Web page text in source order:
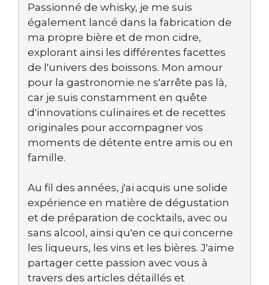
Passionné de whisky, je me suis
également lancé dans la fabrication de
ma propre bière et de mon cidre,
explorant ainsi les différentes facettes
de l'univers des boissons. Mon amour
pour la gastronomie ne s'arrête pas là,
car je suis constamment en quête
d'innovations culinaires et de recettes
originales pour accompagner vos
moments de détente entre amis ou en
famille.
Au fil des années, j'ai acquis une solide
expérience en matière de dégustation
et de préparation de cocktails, avec ou
sans alcool, ainsi qu'en ce qui concerne
les liqueurs, les vins et les bières. J'aime
partager cette passion avec vous à
travers des articles détaillés et